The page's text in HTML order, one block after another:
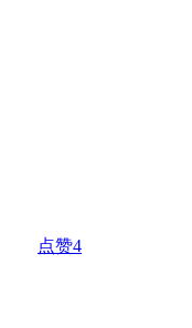
点赞4